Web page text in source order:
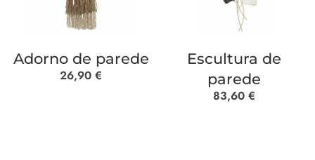
Adorno de parede
26,90€
Escultura de
parede
83,60 €